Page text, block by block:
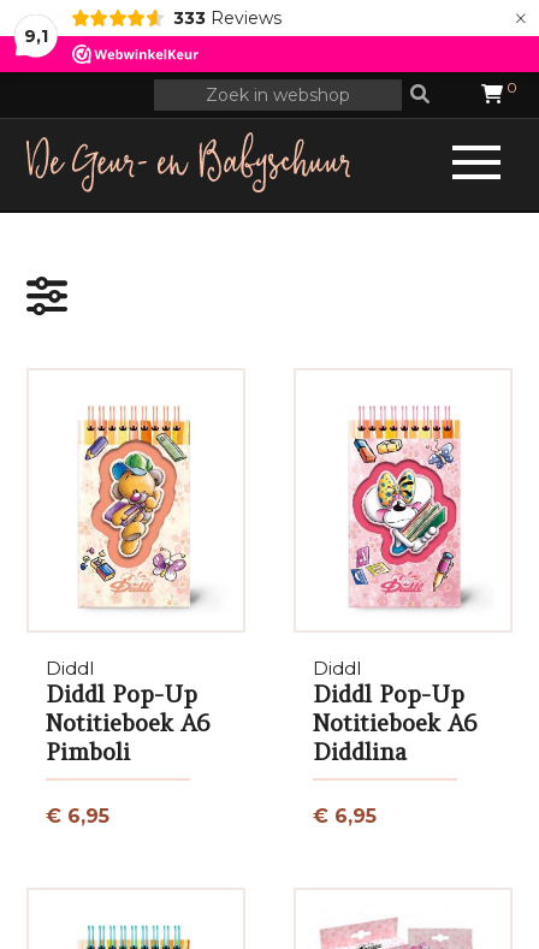
9,1
333 Reviews ×
0
Diddl
Diddl Pop-Up
Notitieboek A6
Pimboli
€ 6,95
Diddl
Diddl Pop-Up
Notitieboek A6
Diddlina
€ 6,95